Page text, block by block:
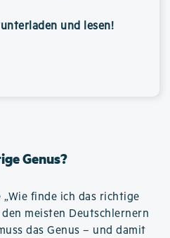
und lesen!
Genus?
finde ich das richtige
meisten Deutschlernern
das Genus – und damit